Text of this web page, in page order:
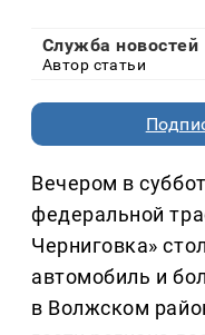
Служба новостей
Автор статьи
Вечером в
федеральной
Черниговка»
автомобиль и
в Волжском